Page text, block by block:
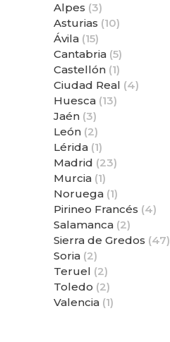
Alpes (3)
Asturias (10)
Ávila(15)
Cantabria(5)
Castellón(1)
Ciudad Real (4)
Huesca(13)
Jaén(3)
León(2)
Lérida(1)
Madrid (23)
Murcia(1)
Noruega(1)
Pirineo Francés (4)
Salamanca(2)
Sierra de Gredos (47)
Soria(2)
Teruel (2)
Toledo (2)
Valencia(1)